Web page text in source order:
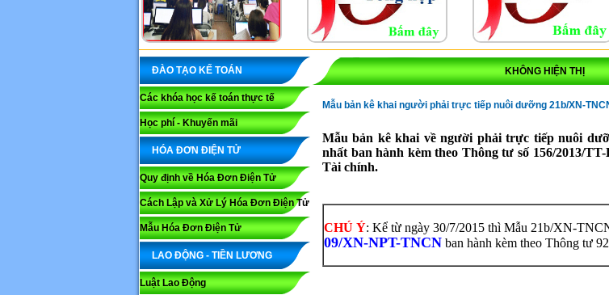
ĐÀO TẠO KẾ TOÁN
Các khóa học kế toán thực tế
Học phí - Khuyến mãi
HÓA ĐƠN ĐIỆN TỬ
Quy định về Hóa Đơn Điện Tử
Cách Lập và Xử Lý Hóa Đơn Điện Tử
Mẫu Hóa Đơn Điện Tử
LAO ĐỘNG - TIỀN LƯƠNG
Luật Lao Động
KHÔNG HIỆN THỊ
Mẫu bản kê khai người phải trực tiếp nuôi dưỡng 21b/XN-
Mẫu bản kê khai về người phải trực tiếp nuôi
nhất ban hành kèm theo Thông tư số 156/2013/
Tài chính.
CHÚ Ý: Kể từ ngày 30/7/2015 thì Mẫu 21b/XN-
09/XN-NPT-TNCN ban hành kèm theo Thông tư